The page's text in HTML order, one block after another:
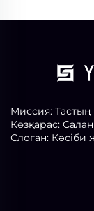
Миссия: Тастың
Көзқарас:
Слоган: Кәсіби